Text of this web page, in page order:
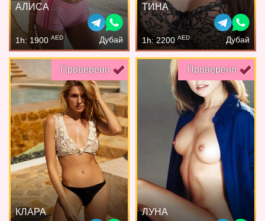
АЛИСА
1h: 1900 AED Дубай
ТИНА
1h: 2200 AED Дубай
Проверено
КЛАРА
Проверено
ЛУНА